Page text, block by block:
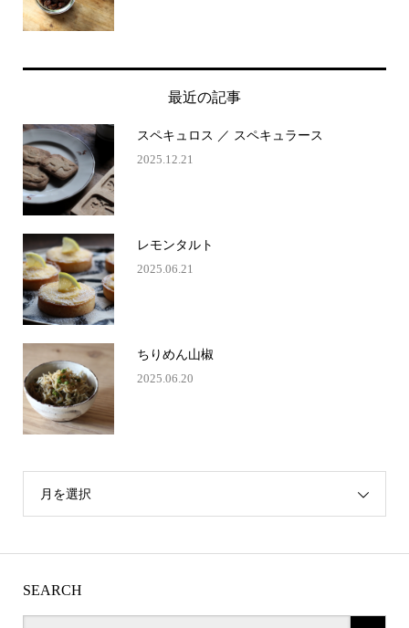
最近の記事
スペキュロス ／ スペキュラース
2025.12.21
レモンタルト
2025.06.21
ちりめん山椒
2025.06.20
月を選択
SEARCH